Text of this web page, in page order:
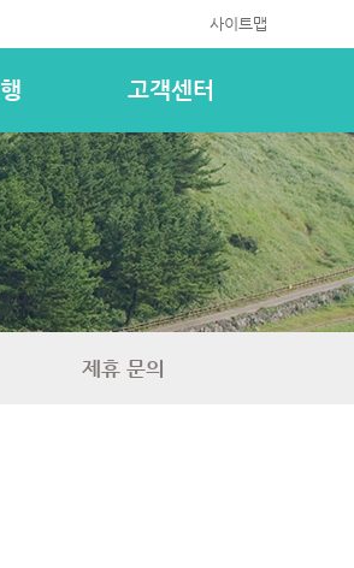
사이트맵
고객센터
제휴 문의